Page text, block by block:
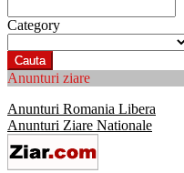
Category
Cauta
Anunturi ziare
Anunturi Romania Libera
Anunturi Ziare Nationale